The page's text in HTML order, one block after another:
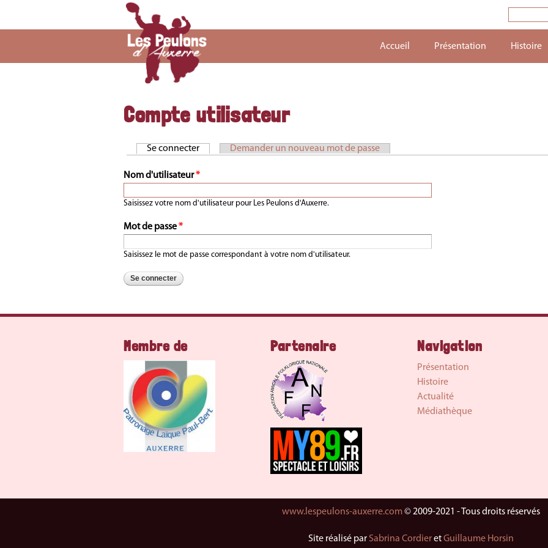
Accueil Présentation Histoire
Compte utilisateur
Onglets principaux
Se connecter (onglet actif)Demander un nouveau mot de passe
Nom d'utilisateur*
Saisissez votre nom d'utilisateur pour Les Peulons d'Auxerre.
Mot de passe*
Saisissez le mot de passe correspondant à votre nom d'utilisateur.
Membre de Partenaire Navigation
Présentation
Histoire
Actualité
Médiathèque
www.lespeulons-auxerre.com© 2009-2021 - Tous droits réservés
Site réalisé par Sabrina CordieretGuillaume Horsin